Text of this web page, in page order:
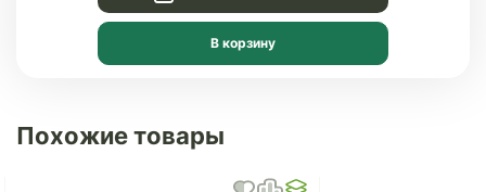
В корзину
Похожие товары